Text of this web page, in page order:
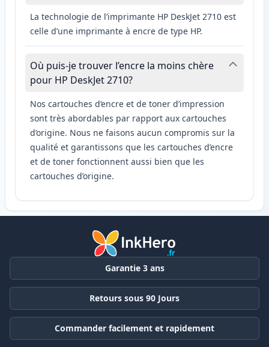
La technologie de l’imprimante HP DeskJet 2710 est
celle d’une imprimante à encre de type HP.
Où puis-je trouver l’encre la moins chère
pour HP DeskJet 2710?
Nos cartouches d’encre et de toner d’impression
sont très abordables par rapport aux cartouches
d’origine. Nous ne faisons aucun compromis sur la
qualité et garantissons que les cartouches d’encre
et de toner fonctionnent aussi bien que les
cartouches d’origine.
Garantie 3 ans
Retours sous 90 Jours
Commander facilement et rapidement